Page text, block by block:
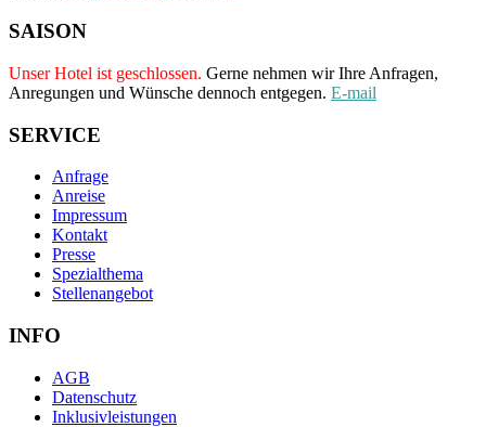
SAISON
Unser Hotel ist geschlossen. Gerne nehmen wir Ihre Anfragen,
Anregungen und Wünsche dennoch entgegen. E-mail
SERVICE
Anfrage
Anreise
Impressum
Kontakt
Presse
Spezialthema
Stellenangebot
INFO
AGB
Datenschutz
Inklusivleistungen